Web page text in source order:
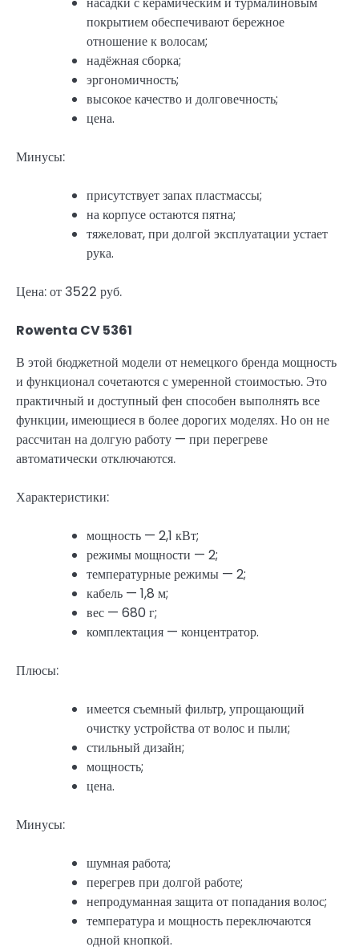
покрытием обеспечивают бережное
отношение к волосам;
надёжная сборка;
эргономичность;
высокое качество и долговечность;
цена.
Минусы:
присутствует запах пластмассы;
на корпусе остаются пятна;
тяжеловат, при долгой эксплуатации устает
рука.
Цена: от 3522 руб.
Rowenta CV 5361
В этой бюджетной модели от немецкого бренда мощность
и функционал сочетаются с умеренной стоимостью. Это
практичный и доступный фен способен выполнять все
функции, имеющиеся в более дорогих моделях. Но он не
рассчитан на долгую работу — при перегреве
автоматически отключаются.
Характеристики:
мощность — 2,1 кВт;
режимы мощности — 2;
температурные режимы — 2;
кабель — 1,8 м;
вес — 680 г;
комплектация — концентратор.
Плюсы:
имеется съемный фильтр, упрощающий
очистку устройства от волос и пыли;
стильный дизайн;
мощность;
цена.
Минусы:
шумная работа;
перегрев при долгой работе;
непродуманная защита от попадания волос;
температура и мощность переключаются
одной кнопкой.